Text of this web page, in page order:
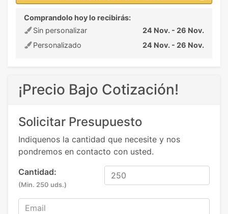
Comprandolo hoy lo recibirás:
Sin personalizar
24 Nov. - 26 Nov.
Personalizado
24 Nov. - 26 Nov.
¡Precio Bajo Cotización!
Solicitar Presupuesto
Indiquenos la cantidad que necesite y nos
pondremos en contacto con usted.
Cantidad:
(Min. 250 uds.)